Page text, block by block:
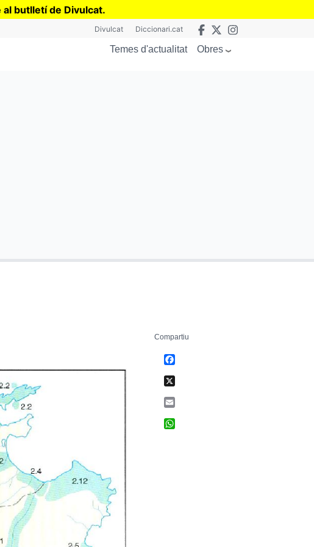
butlletí de Divulcat.
Divulcat Diccionari.cat
Temes d'actualitat Obres
Compartiu